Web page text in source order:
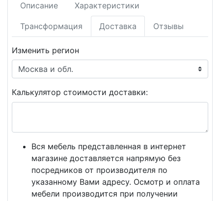
Описание Характеристики
Трансформация Доставка Отзывы
Изменить регион
Калькулятор стоимости доставки:
Вся мебель представленная в интернет
магазине доставляется напрямую без
посредников от производителя по
указанному Вами адресу. Осмотр и оплата
мебели производится при получении